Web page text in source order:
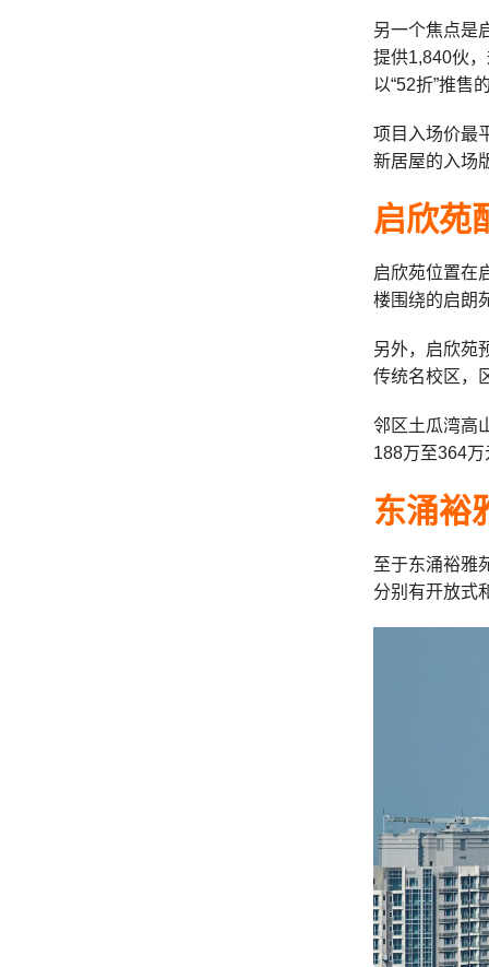
另一个焦点是
提供1,840伙
以“52折”推售
项目入场价最
新居屋的入场
启欣苑
启欣苑位置在
楼围绕的启朗
另外，启欣苑
传统名校区，
邻区土瓜湾高
188万至364
东涌裕
至于东涌裕雅
分别有开放式